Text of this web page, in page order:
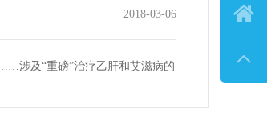
2018-03-06
涉及“重磅”治疗乙肝和艾滋病的

